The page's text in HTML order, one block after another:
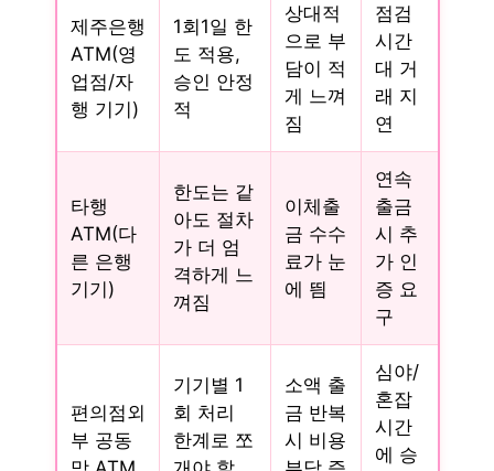
제주은행
ATM(영
업점/자
행 기기)
1회1일 한
도 적용,
승인 안정
적
상대적
으로 부
담이 적
게 느껴
짐
점검
시간
대 거
래 지
연
타행
ATM(다
른 은행
기기)
한도는 같
아도 절차
가 더 엄
격하게 느
껴짐
이체출
금 수수
료가 눈
에 띔
연속
출금
시 추
가 인
증 요
구
편의점외
부 공동
기기별 1
회 처리
한계로 쪼
소액 출
금 반복
시 비용
심야/
혼잡
시간
에 승